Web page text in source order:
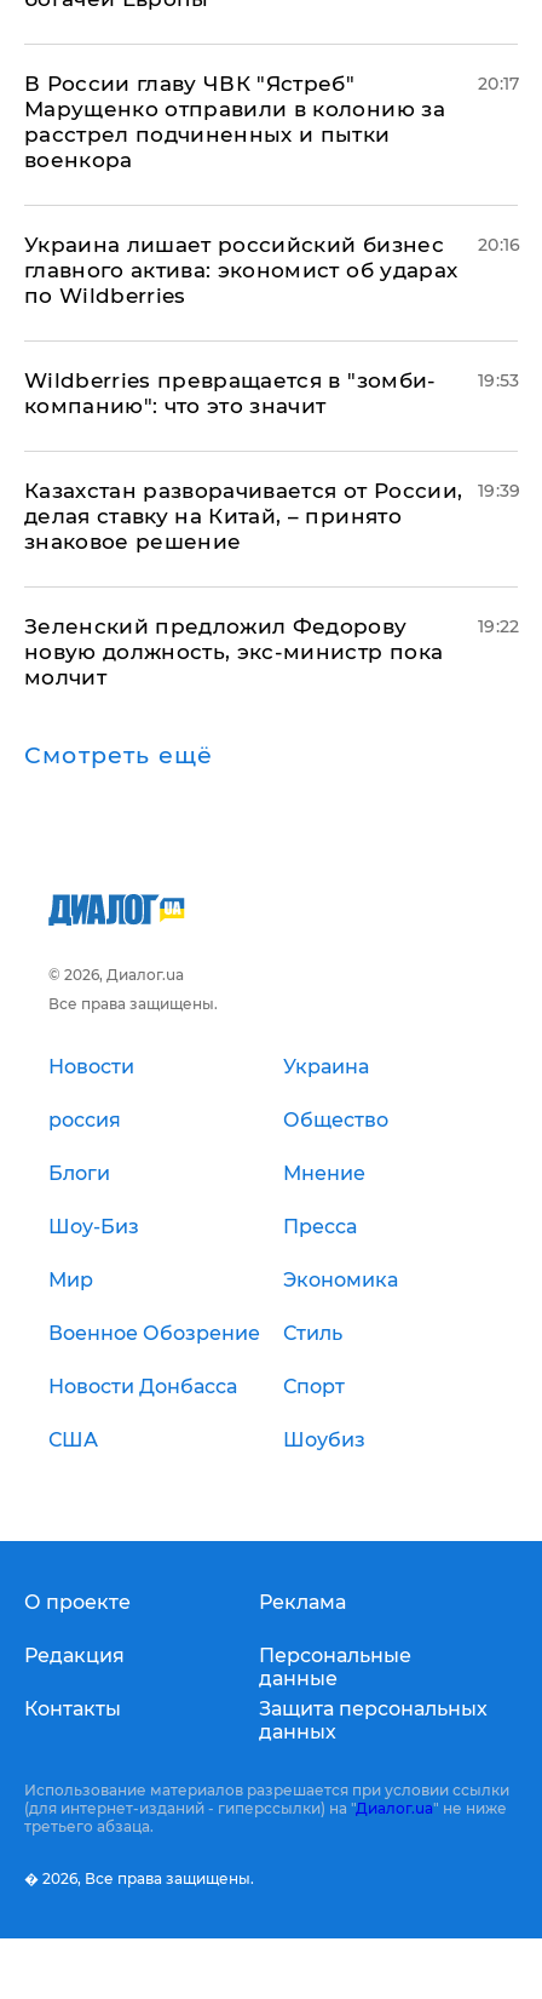
В России главу ЧВК "Ястреб"
Марущенко отправили в колонию за
расстрел подчиненных и пытки
военкора
20:17
​Украина лишает российский бизнес
главного актива: экономист об ударах
по Wildberries
20:16
Wildberries превращается в "зомби-
компанию": что это значит
19:53
Казахстан разворачивается от России,
делая ставку на Китай, – принято
знаковое решение
19:39
Зеленский предложил Федорову
новую должность, экс-министр пока
молчит
19:22
Смотреть ещё
© 2026, Диалог.ua
Все права защищены.
Новости Украина
россия Общество
Блоги Мнение
Шоу-Биз Пресса
Мир Экономика
Военное Обозрение Стиль
Новости Донбасса Спорт
США Шоубиз
О проекте
Редакция
Контакты
Реклама
Персональные
данные
Защита персональных
данных
Использование материалов разрешается при условии ссылки
(для интернет-изданий - гиперссылки) на "Диалог.ua" не ниже
третьего абзаца.
� 2026, Все права защищены.